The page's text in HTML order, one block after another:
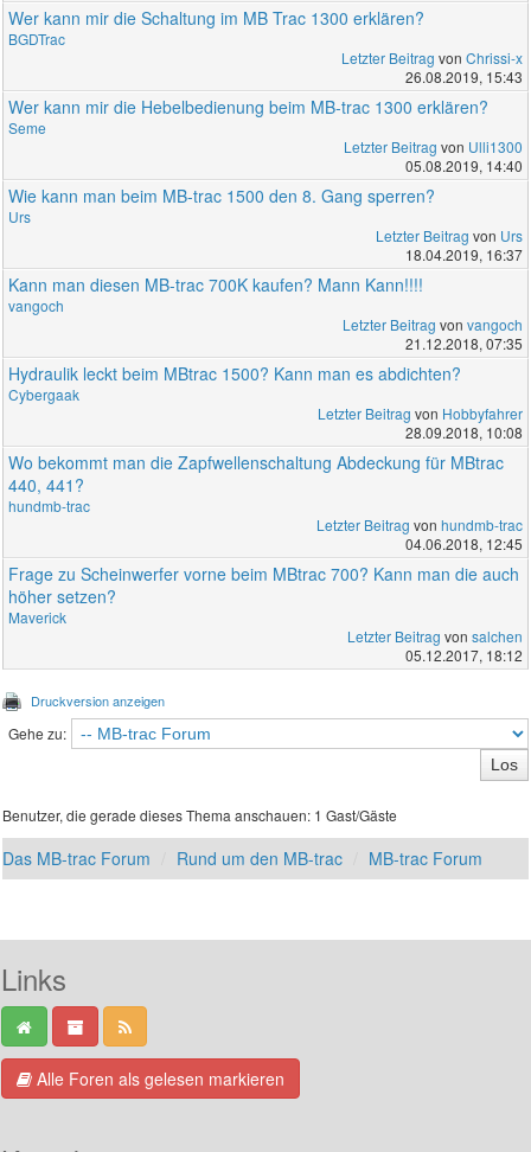
Wer kann mir die Schaltung im MB Trac 1300 erklären?
BGDTrac
Letzter Beitrag von Chrissi-x
26.08.2019, 15:43
Wer kann mir die Hebelbedienung beim MB-trac 1300 erklären?
Seme
Letzter Beitrag von Ulli1300
05.08.2019, 14:40
Wie kann man beim MB-trac 1500 den 8. Gang sperren?
Urs
Letzter Beitrag von Urs
18.04.2019, 16:37
Kann man diesen MB-trac 700K kaufen? Mann Kann!!!!
vangoch
Letzter Beitrag von vangoch
21.12.2018, 07:35
Hydraulik leckt beim MBtrac 1500? Kann man es abdichten?
Cybergaak
Letzter Beitrag von Hobbyfahrer
28.09.2018, 10:08
Wo bekommt man die Zapfwellenschaltung Abdeckung für MBtrac
440, 441?
hundmb-trac
Letzter Beitrag von hundmb-trac
04.06.2018, 12:45
Frage zu Scheinwerfer vorne beim MBtrac 700? Kann man die auch
höher setzen?
Maverick
Letzter Beitrag von salchen
05.12.2017, 18:12
Druckversion anzeigen
Gehe zu:
Benutzer, die gerade dieses Thema anschauen: 1 Gast/Gäste
Das MB-trac Forum Rund um den MB-trac MB-trac Forum
Links
Alle Foren als gelesen markieren